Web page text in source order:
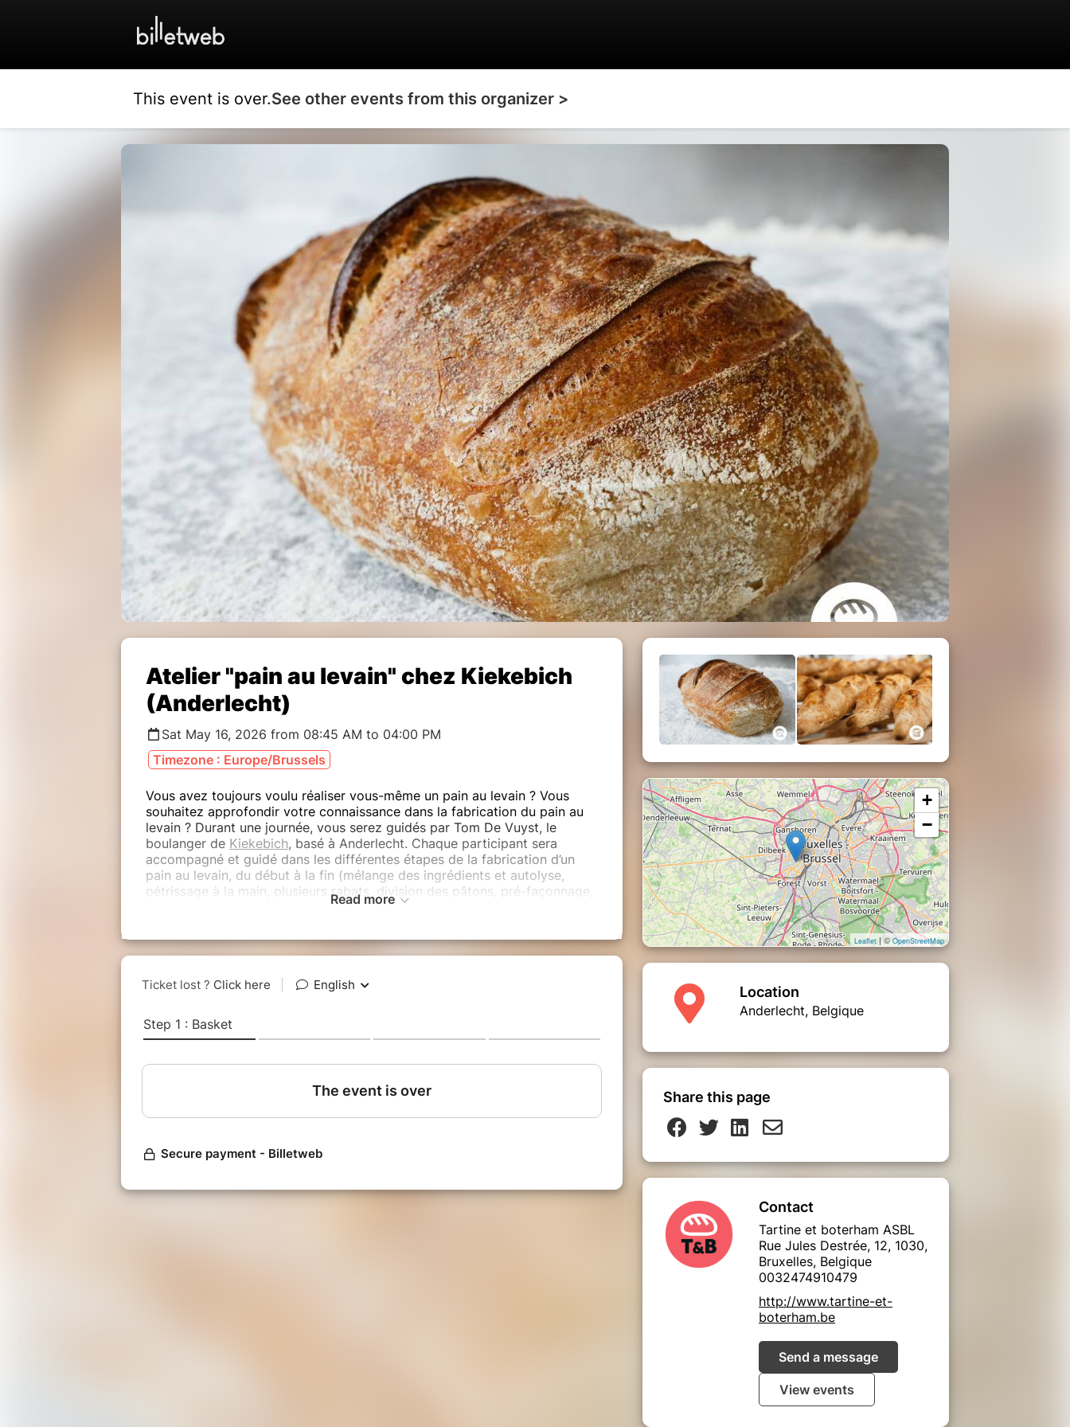
This event is over.See other events from this organizer >
Atelier "pain au levain" chez Kiekebich
(Anderlecht)
Sat May 16, 2026 from 08:45 AM to 04:00 PM
Timezone : Europe/Brussels
Vous avez toujours voulu réaliser vous-même un pain au levain ? Vous
souhaitez approfondir votre connaissance dans la fabrication du pain au
levain ? Durant une journée, vous serez guidés par Tom De Vuyst, le
boulanger de Kiekebich, basé à Anderlecht. Chaque participant sera
accompagné et guidé dans les différentes étapes de la fabrication d’un
pain au levain, du début à la fin (mélange des ingrédients et autolyse,
pétrissage à la main, plusieurs rabats, division des pâtons, pré-façonnage,
Vous préparerez également une pizza, que vous dégusterez avec le
groupe de participants le midi. L'après-midi sera consacrée à la cuisson
cuit, un pâton à cuire chez soi le lendemain et quelques bons conseils
8h45 : accueil avec une viennoiserie pour bien commencer la journée
12h00 : pause déjeuner avec dégustation de pizzas faites maison
16h00 : fin de l'atelier (environ)
Lieu du cours : atelier de Kiekebich - Quai Fernand Demets, 23 (1070
Anderlecht)
CONDITIONS DE VENTE : un remboursement pour une annulation sera possible en
Read more
+
−
Leaflet | ©OpenStreetMap
Location
Anderlecht, Belgique
Share this page
Contact
Tartine et boterham ASBL
Rue Jules Destrée, 12, 1030,
Bruxelles, Belgique
0032474910479
http://www.tartine-et-
boterham.be
Send a message
View events